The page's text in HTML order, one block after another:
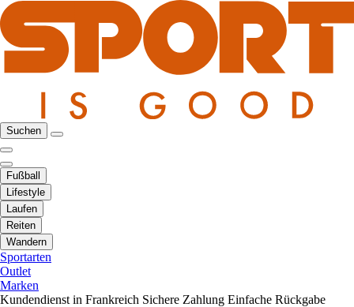
Suchen
Fußball
Lifestyle
Laufen
Reiten
Wandern
Sportarten
Outlet
Marken
Kundendienst in Frankreich Sichere Zahlung Einfache Rückgabe